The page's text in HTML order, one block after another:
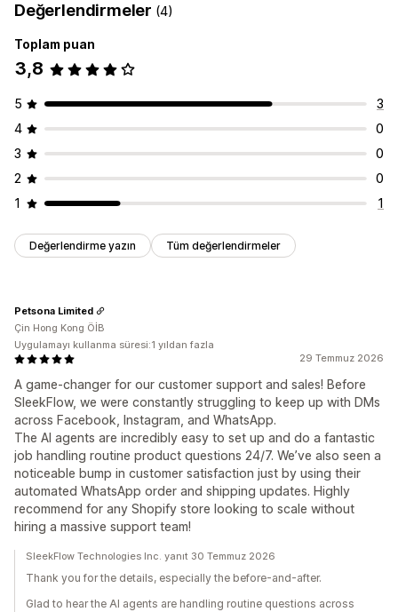
Değerlendirmeler (4)
Toplam puan
3,8
5
3
4
0
3
0
2
0
1
1
Değerlendirme yazın Tüm değerlendirmeler
29 Temmuz 2026
A game-changer for our customer support and sales! Before
SleekFlow, we were constantly struggling to keep up with DMs
across Facebook, Instagram, and WhatsApp.
The AI agents are incredibly easy to set up and do a fantastic
job handling routine product questions 24/7. We’ve also seen a
noticeable bump in customer satisfaction just by using their
automated WhatsApp order and shipping updates. Highly
recommend for any Shopify store looking to scale without
hiring a massive support team!
Petsona Limited
Çin Hong Kong ÖİB
Uygulamayı kullanma süresi:1 yıldan fazla
SleekFlow Technologies Inc. yanıt 30 Temmuz 2026
Thank you for the details, especially the before-and-after.
Glad to hear the AI agents are handling routine questions across